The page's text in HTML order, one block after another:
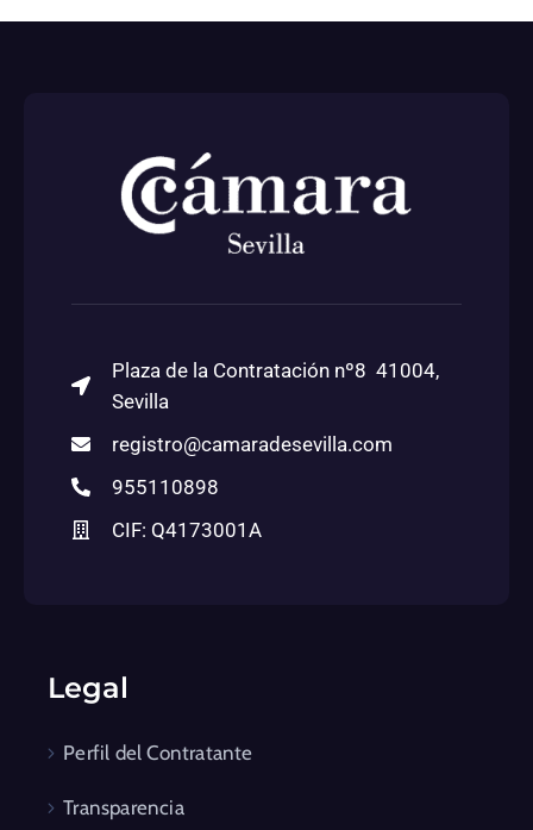
Mediación y Arbitraje
Plaza de la Contratación nº8 41004,
Sevilla
registro@camaradesevilla.com
955110898
CIF: Q4173001A
Legal
Perfil del Contratante
Transparencia